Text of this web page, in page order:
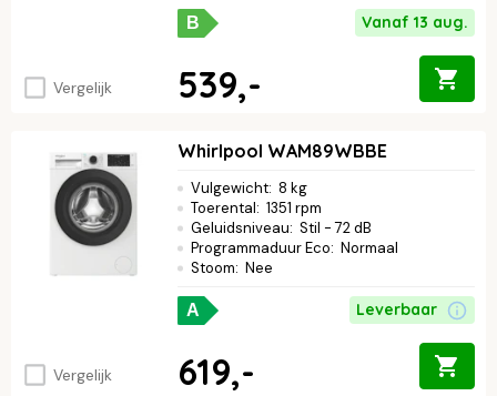
Vergelijk
B Vanaf 13 aug.
539,-
Vergelijk
Whirlpool WAM89WBBE
Vulgewicht: 8 kg
Toerental: 1351 rpm
Geluidsniveau: Stil - 72 dB
Programmaduur Eco: Normaal
Stoom: Nee
A Leverbaar
619,-